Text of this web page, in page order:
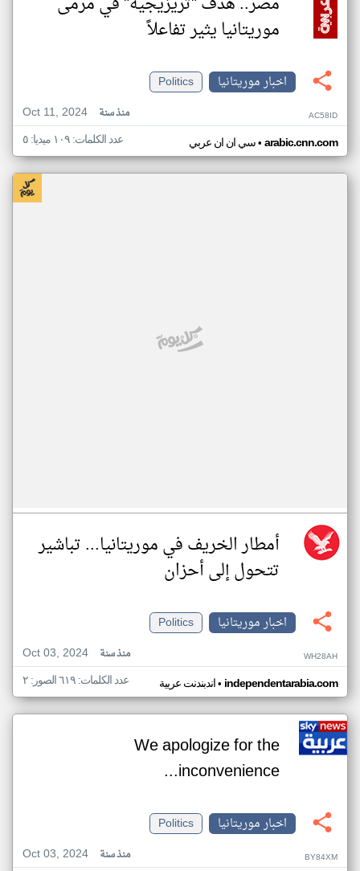
موريتانيا يثير تفاعلاً
اخبار موريتانيا
Politics
Oct 11, 2024
منذ سنة AC58ID
سي ان ان عربي• arabic.cnn.com عدد الكلمات: ١٠٩ ميديا: ٥
أمطار الخريف في موريتانيا... تباشير
تتحول إلى أحزان
اخبار موريتانيا
Politics
Oct 03, 2024
منذ سنة WH28AH
اندبندنت عربية• independentarabia.com عدد الكلمات: ٦١٩ الصور: ٢
We apologize for the
inconvenience...
اخبار موريتانيا
Politics
Oct 03, 2024
منذ سنة BY84XM